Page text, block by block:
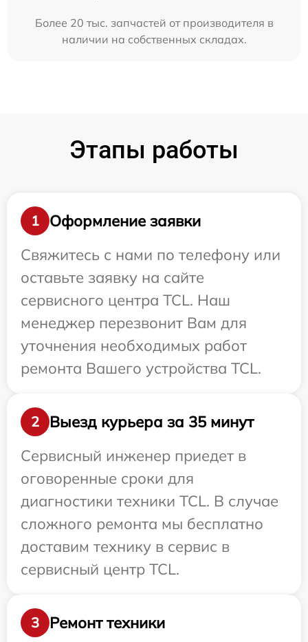
Более 20 тыс. запчастей от производителя в
наличии на собственных складах.
Этапы работы
1
Оформление заявки
Свяжитесь с нами по телефону или
оставьте заявку на сайте
сервисного центра TCL. Наш
менеджер перезвонит Вам для
уточнения необходимых работ
ремонта Вашего устройства TCL.
2
Выезд курьера за 35 минут
Сервисный инженер приедет в
оговоренные сроки для
диагностики техники TCL. В случае
сложного ремонта мы бесплатно
доставим технику в сервис в
сервисный центр TCL.
3 Ремонт техники